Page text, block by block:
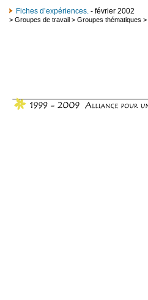
Fiches d’expériences. - février 2002
> Groupes de travail > Groupes thématiques >